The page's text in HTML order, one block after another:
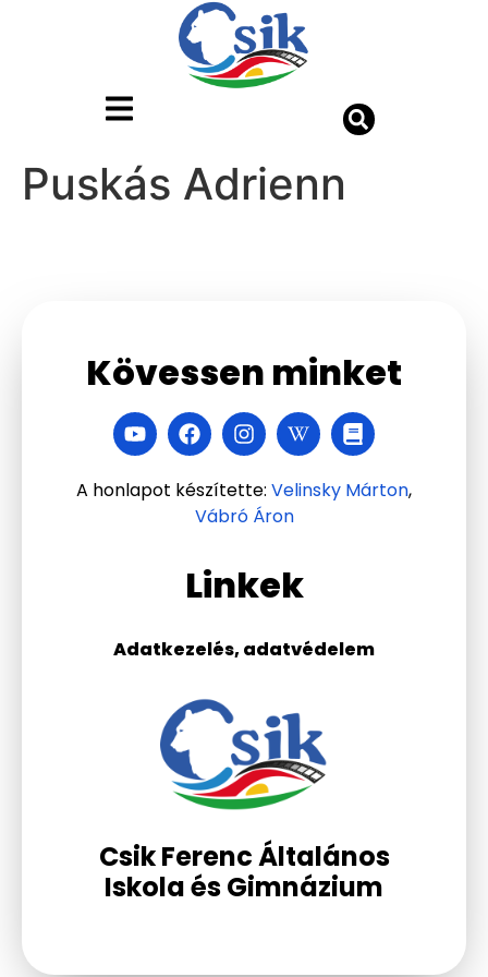
Puskás Adrienn
Csik Ferenc Általános
Iskola és Gimnázium
Linkek
Adatkezelés, adatvédelem
Kövessen minket
A honlapot készítette: Velinsky Márton,
Vábró Áron